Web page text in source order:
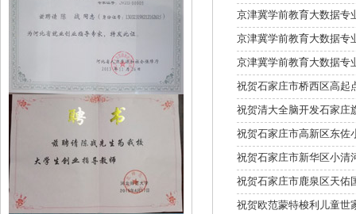
京津冀学前教育大数据专
京津冀学前教育大数据专
京津冀学前教育大数据专
祝贺石家庄市桥西区高起
祝贺清大全脑开发石家庄
祝贺石家庄市高新区东佐
祝贺石家庄市新华区小清
祝贺石家庄市鹿泉区天佑
祝贺欧范蒙特梭利儿童世